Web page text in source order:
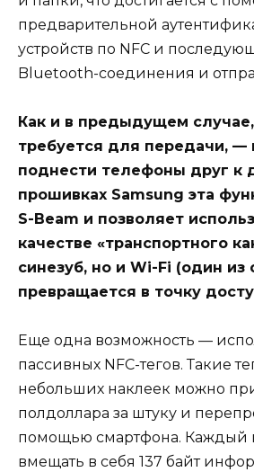
предварительной
устройств по NFC и
Bluetooth-соединения и
Как и в предыдущем случае,
требуется для передачи, —
поднести телефоны друг к
прошивках Samsung эта
S-Beam и позволяет
качестве «транспортного
синезуб, но и Wi-Fi (один из
превращается в точку
Еще одна возможность —
пассивных NFC-тегов. Такие
небольших наклеек можно
полдоллара за штуку и
помощью смартфона. Каждый
вмещать в себя 137 байт